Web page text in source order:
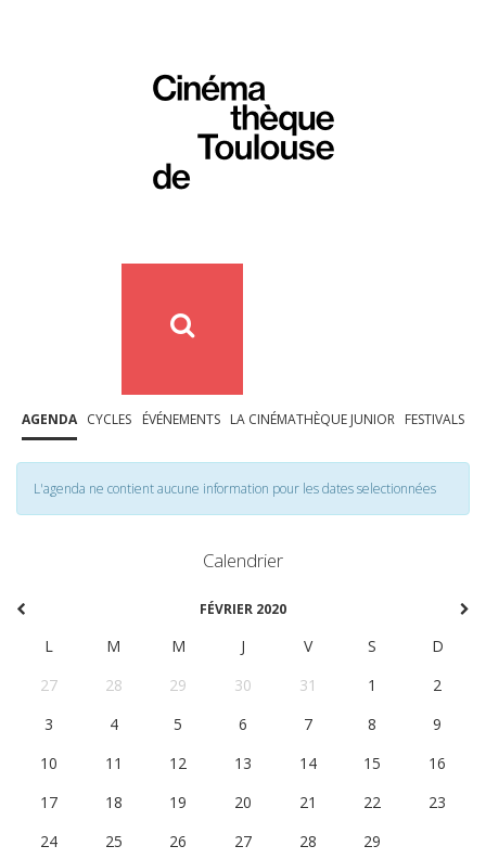
AGENDA CYCLES ÉVÉNEMENTS LA CINÉMATHÈQUE JUNIOR FESTIVALS
L'agenda ne contient aucune information pour les dates selectionnées
Calendrier
FÉVRIER 2020
L M M J V S
D
27
28 29 30 31 1
2
3
4 5 6 7 8
9
10
11 12 13 14 15
16
17
18 19 20 21 22
23
24
25 26 27 28 29